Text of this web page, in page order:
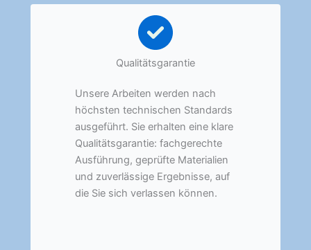
Qualitätsgarantie
Unsere Arbeiten werden nach
höchsten technischen Standards
ausgeführt. Sie erhalten eine klare
Qualitätsgarantie: fachgerechte
Ausführung, geprüfte Materialien
und zuverlässige Ergebnisse, auf
die Sie sich verlassen können.